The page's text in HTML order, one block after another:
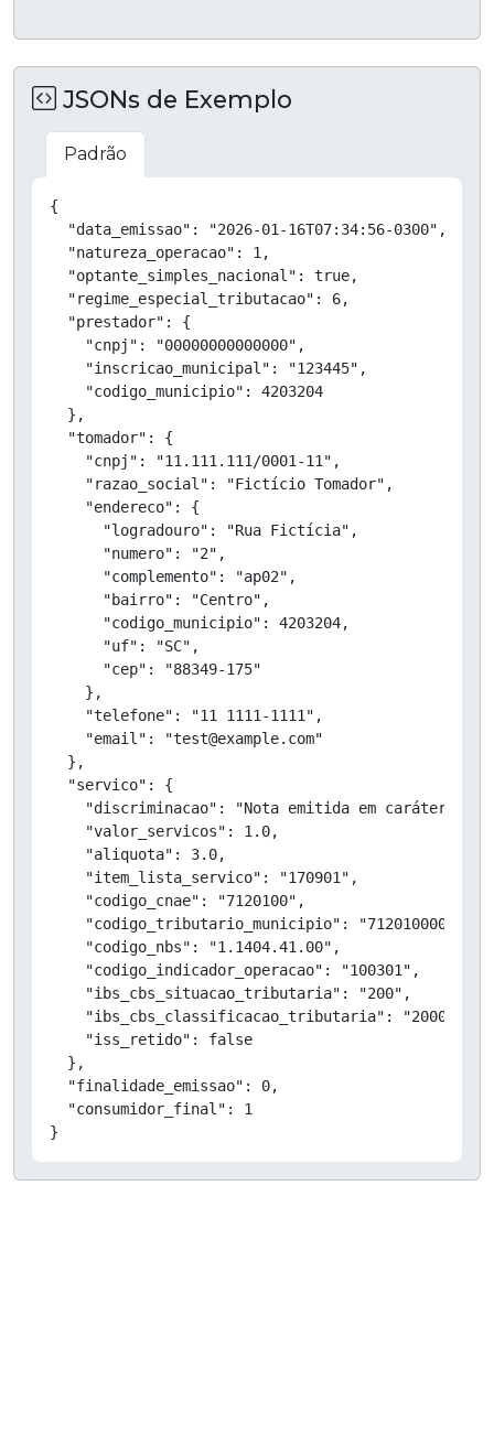
JSONs de Exemplo
Padrão
{
  "data_emissao": "2026-01-16T07:34:56-0300",
  "natureza_operacao": 1,
  "optante_simples_nacional": true,
  "regime_especial_tributacao": 6,
  "prestador": {
    "cnpj": "00000000000000",
    "inscricao_municipal": "123445",
    "codigo_municipio": 4203204
  },
  "tomador": {
    "cnpj": "11.111.111/0001-11",
    "razao_social": "Fictício Tomador",
    "endereco": {
      "logradouro": "Rua Fictícia",
      "numero": "2",
      "complemento": "ap02",
      "bairro": "Centro",
      "codigo_municipio": 4203204,
      "uf": "SC",
      "cep": "88349-175"
    },
    "telefone": "11 1111-1111",
    "email": "test@example.com"
  },
  "servico": {
"discriminacao": "Nota emitida em caráter de
    "valor_servicos": 1.0,
    "aliquota": 3.0,
    "item_lista_servico": "170901",
    "codigo_cnae": "7120100",
    "codigo_tributario_municipio": "712010000",
    "codigo_nbs": "1.1404.41.00",
    "codigo_indicador_operacao": "100301",
    "ibs_cbs_situacao_tributaria": "200",
    "ibs_cbs_classificacao_tributaria": "200038",
    "iss_retido": false
  },
  "finalidade_emissao": 0,
  "consumidor_final": 1
}